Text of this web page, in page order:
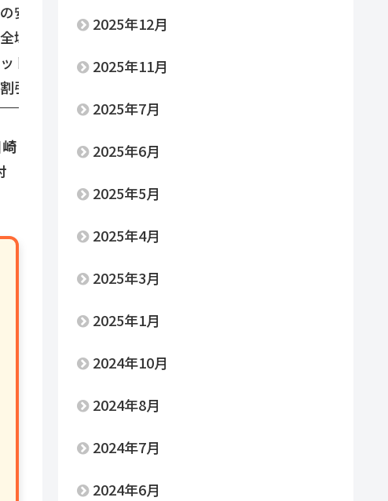
安心感
域対応
ト・赤ちゃんに優しい
引がお得
2025年12月
2025年11月
2025年7月
2025年6月
2025年5月
2025年4月
2025年3月
2025年1月
2024年10月
2024年8月
2024年7月
2024年6月